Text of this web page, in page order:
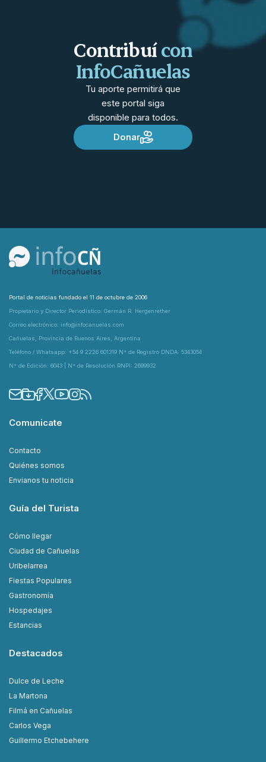
Contribuícon
InfoCañuelas
Tu aporte permitirá que
este portal siga
disponible para todos.
Donar
Portal de noticias fundado el 11 de octubre de 2006
Propietario y Director Periodístico: Germán R. Hergenrether
Correo electrónico: info@infocanuelas.com
Cañuelas, Provincia de Buenos Aires, Argentina
Teléfono / Whatsapp: +54 9 2226 601319 N° de Registro DNDA: 5343054
N° de Edición: 6043 | N° de Resolución RNPI: 2699932
Comunicate
Contacto
Quiénes somos
Envianos tu noticia
Guía del Turista
Cómo llegar
Ciudad de Cañuelas
Uribelarrea
Fiestas Populares
Gastronomía
Hospedajes
Estancias
Destacados
Dulce de Leche
La Martona
Filmá en Cañuelas
Carlos Vega
Guillermo Etchebehere